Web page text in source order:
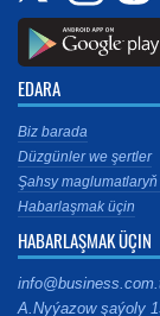
EDARA
Biz barada
Düzgünler we şertler
Şahsy
Habarlaşmak üçin
HABARLAŞMAK ÜÇIN
A.Nyýazow şaýoly